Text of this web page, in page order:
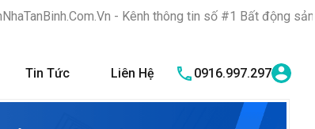
- Kênh thông tin số #1 Bất động sản quận Tân Bình
Tin Tức Liên Hệ 0916.997.297